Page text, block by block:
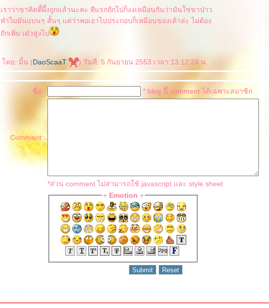
เราว่าขาคิตตี้ผึ้งถูกแล้วนะคะ ทีแรกถักไปก็งงเหมือนกันว่ามันใช่ขาป่าว
ทำไมมันแบนๆ สั้นๆ แต่ว่าพอเอาไปประกอบก็เหมือนของเค้าล่ะ ไม่ต้อง
ถักเพิ่ม เด๋วสูงไป
ดย: มิ้น (DaoScaaT ) วันที่: 5 กันยายน 2553 เวลา:13:12:24 น.
ชื่อ : * blog นี้ comment ได้เฉพาะสมาชิก
Comment :
*ส่วน comment ไม่สามารถใช้ javascript และ style sheet
+ Emotion +